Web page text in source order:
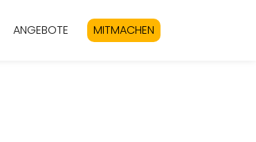
ANGEBOTE MITMACHEN